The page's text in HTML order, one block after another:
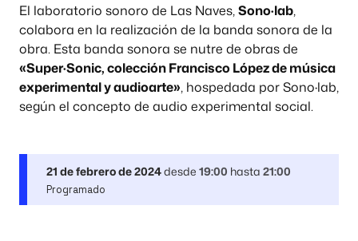
El laboratorio sonoro de Las Naves,Sono·lab,
colabora en la realización de la banda sonora de la
obra. Esta banda sonora se nutre de obras de
«Super·Sonic, colección Francisco López de música
experimental y audioarte», hospedada por Sono·lab,
según el concepto de audio experimental social.
21 de febrero de 2024desde 19:00 hasta 21:00
Programado